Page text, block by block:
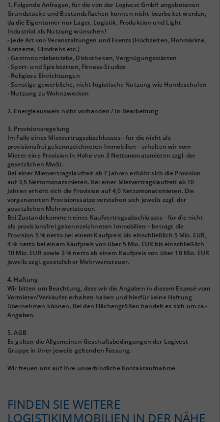
1. Folgende Anfragen, für die von der Logivest GmbH angebotenen
Grundstücke und Bestandsflächen können nicht bearbeitet werden,
da die Eigentümer nur Lager, Logistik, Produktion und Light
Industrial als Nutzung wünschen!
- Jede Art von Veranstaltungen und Events (Hochzeiten, Flohmärkte,
Konzerte, Filmdrehs etc.)
- Gastronomiebetriebe, Diskotheken, Vergnügungsstätten
- Sport- und Spielstätten, Fitness-Studios
- Religiöse Einrichtungen
- Sonstige gewerbliche, nicht-logistische Nutzung wie Hundeschulen
- Nutzung zu Wohnzwecken
2. Energieausweis nicht vorhanden / in Bearbeitung
3. Provisionsregelung
Im Falle eines Mietvertragsabschlusses - für die nicht als
provisionsfrei gekennzeichneten Immobilien - erhalten wir vom
Mieter eine Provision in Höhe von 3 Nettomonatsmieten zzgl. der
gesetzlichen MwSt.
Bei einer Mietvertragslaufzeit ab 7 Jahren erhöht sich die Provision
auf 3,5 Nettomonatsmieten. Bei einer Mietvertragslaufzeit ab 10
Jahren erhöht sich die Provision auf 4,0 Nettomonatsmieten. Die
vorgenannten Provisionssätze verstehen sich jeweils zzgl. der
gesetzlichen Mehrwertsteuer.
Bei Zustandekommen eines Kaufvertragsabschlusses - für die nicht
als provisionsfrei gekennzeichneten Immobilien – beträgt die
Provision 5 % netto bei einem Kaufpreis bis einschließlich 5 Mio. EUR,
4 % netto bei einem Kaufpreis von über 5 Mio. EUR bis einschließlich
10 Mio. EUR sowie 3 % netto ab einem Kaufpreis von über 10 Mio. EUR
jeweils zzgl. gesetzlicher Mehrwertsteuer.
4. Haftung
Wir bitten um Beachtung, dass wir die Angaben in diesem Exposé vom
Vermieter/Verkäufer erhalten haben und hierfür keine Haftung
übernehmen können. Bei den Flächengrößen handelt es sich um ca.-
Angaben.
5. AGB
Es gelten die Allgemeinen Geschäftsbedingungen der Logivest
Gruppe in ihrer jeweils geltenden Fassung.
Wir freuen uns auf Ihre unverbindliche Kontaktaufnahme.
FINDEN SIE WEITERE
LOGISTIKIMMOBILIEN IN DER NÄHE